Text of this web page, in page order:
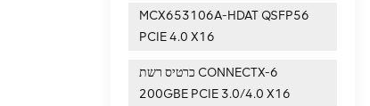
MCX653106A-HDAT QSFP56
PCIE 4.0 X16
כרטיס רשת CONNECTX-6
200GBE PCIE 3.0/4.0 X16